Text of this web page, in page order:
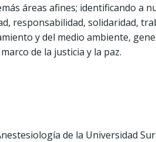
áreas afines; identificando a
responsabilidad, solidaridad,
y del medio ambiente,
de la justicia y la paz.
de la Universidad